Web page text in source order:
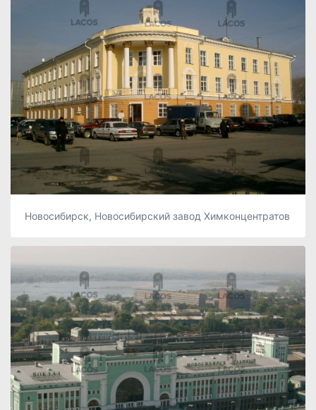
Новосибирск, Новосибирский завод Химконцентратов